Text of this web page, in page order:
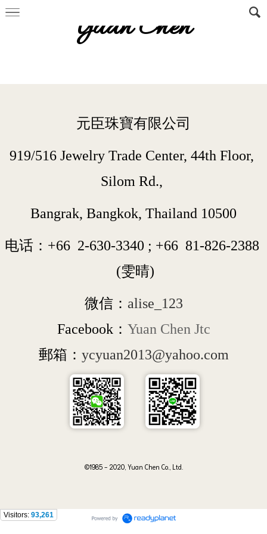
Yuan Chen
元臣珠寶有限公司
919/516 Jewelry Trade Center, 44th Floor,
Silom Rd.,
Bangrak, Bangkok, Thailand 10500
电话：+66 2-630-3340 ; +66 81-826-2388
(雯晴)
微信： alise_123
Facebook： Yuan Chen Jtc
郵箱： ycyuan2013@yahoo.com
©1985 - 2020, Yuan Chen Co., Ltd.
Visitors: 93,261